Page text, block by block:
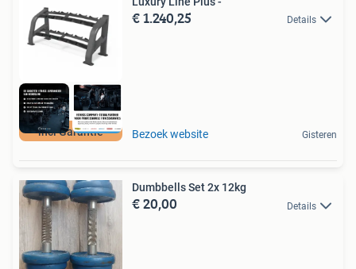
incl Garantie
€ 1.240,25 Details
Bezoek website Gisteren
Dumbbells Set 2x 12kg
€ 20,00 Details